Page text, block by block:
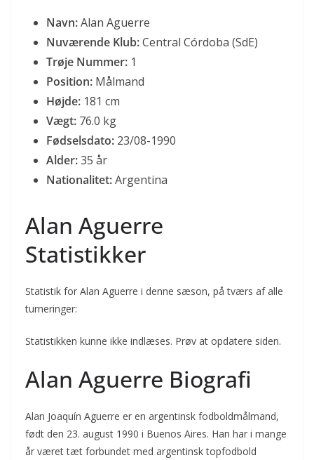
Navn:Alan Aguerre
Nuværende Klub:Central Córdoba (SdE)
Trøje Nummer: 1
Position: Målmand
Højde: 181 cm
Vægt: 76.0 kg
Fødselsdato: 23/08-1990
Alder:35 år
Nationalitet:Argentina
Alan Aguerre
Statistikker
Statistik for Alan Aguerre i denne sæson, på tværs af alle
turneringer:
Statistikken kunne ikke indlæses. Prøv at opdatere siden.
Alan Aguerre Biografi
Alan Joaquín Aguerre er en argentinsk fodboldmålmand,
født den 23. august 1990 i Buenos Aires. Han har i mange
år været tæt forbundet med argentinsk topfodbold